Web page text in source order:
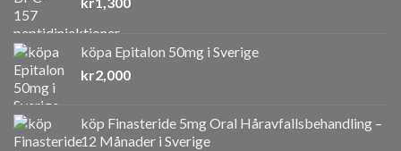
köpa Epitalon 50mg i Sverige
kr2,000
köp Finasteride 5mg Oral Håravfallsbehandling –
12 Månader i Sverige